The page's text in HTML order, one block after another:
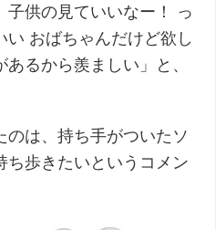
子供の見ていいなー！ っ
おばちゃんだけど欲し
るから羨ましい」と、
は、持ち手がついたソ
ち歩きたいというコメン